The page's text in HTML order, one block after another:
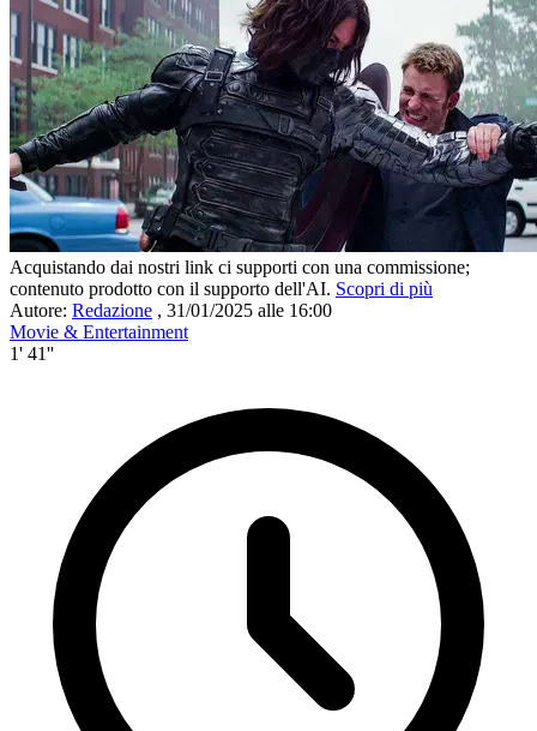
Acquistando dai nostri link ci supporti con una commissione;
contenuto prodotto con il supporto dell'AI. Scopri di più
Autore: Redazione , 31/01/2025 alle 16:00
Movie & Entertainment
1' 41''